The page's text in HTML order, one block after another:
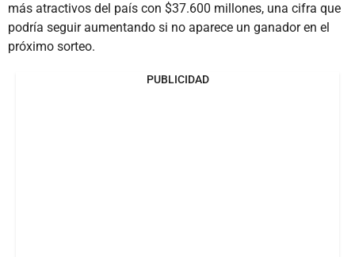
más atractivos del país con $37.600 millones, una cifra que
podría seguir aumentando si no aparece un ganador en el
próximo sorteo.
PUBLICIDAD